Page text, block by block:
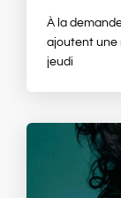
À la
ajoutent une
jeudi